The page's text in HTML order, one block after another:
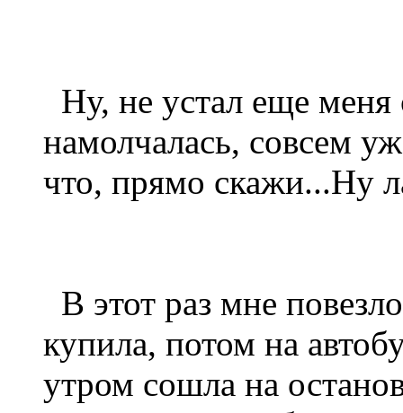
Ну, не устал еще меня
намолчалась, совсем
что, прямо скажи...Ну
В этот раз мне
купила, потом на
утром сошла на